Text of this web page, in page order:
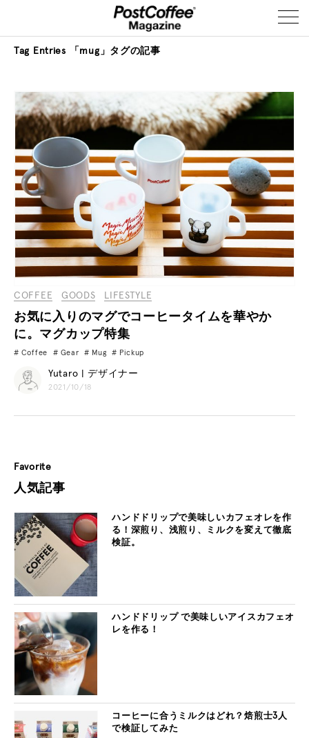
Tag Entries 「mug」タグの記事
COFFEE GOODS LIFESTYLE
お気に入りのマグでコーヒータイムを華やか
に。マグカップ特集
Coffee Gear Mug Pickup
Yutaro | デザイナー
2021/10/18
Favorite
人気記事
ハンドドリップで美味しいカフェオレを作
る！深煎り、浅煎り、ミルクを変えて徹底
検証。
ハンドドリップ で美味しいアイスカフェオ
レを作る！
コーヒーに合うミルクはどれ？焙煎士3人
で検証してみた